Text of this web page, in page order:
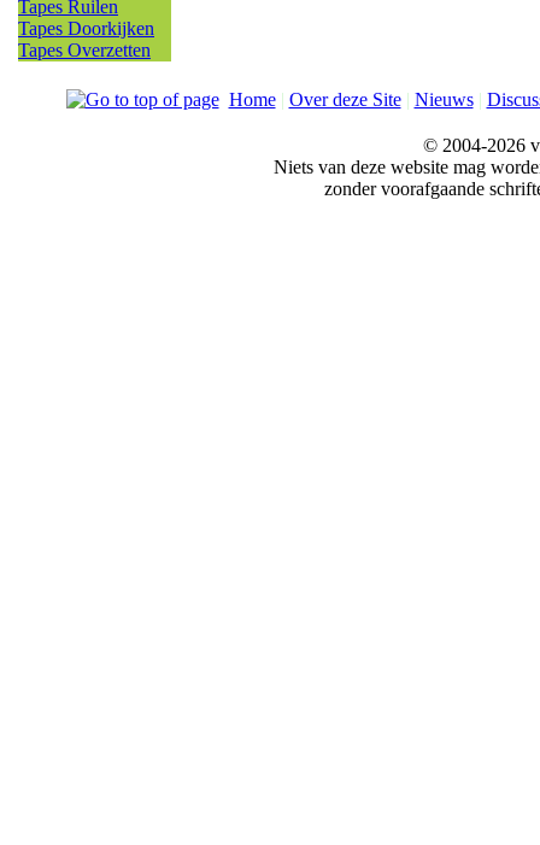
Tapes Ruilen
Tapes Doorkijken
Tapes Overzetten
Home| Over deze Site| Nieuws|
© 2004-2026
Niets van deze website mag
zonder voorafgaande